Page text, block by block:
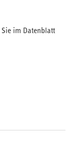
im Datenblatt